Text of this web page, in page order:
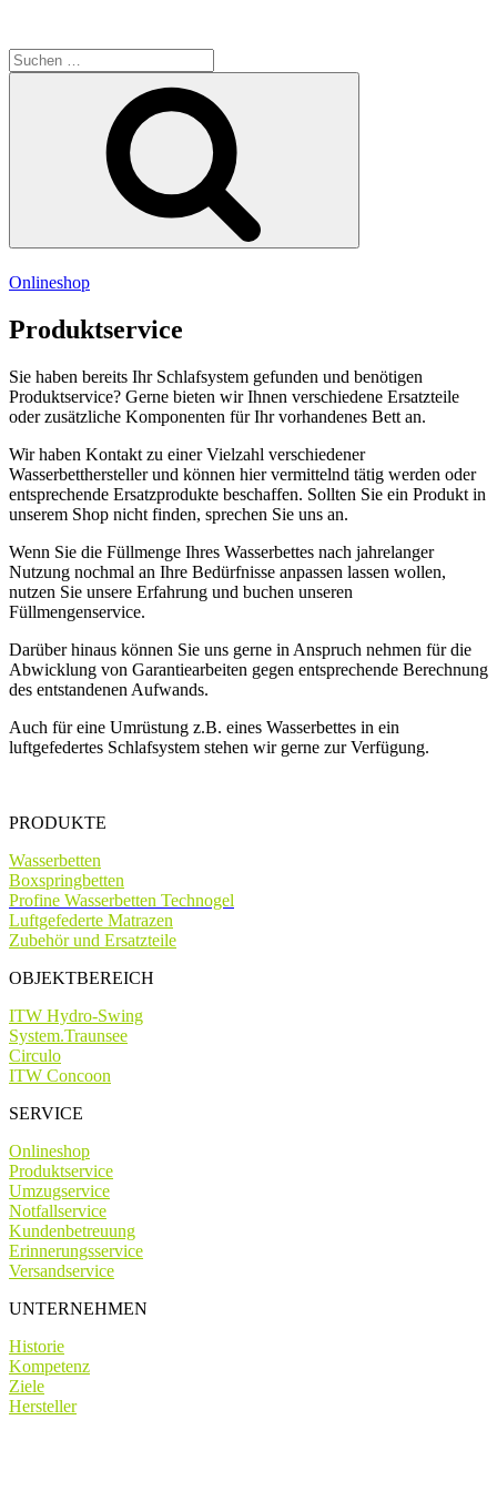
Suche
nach:
Onlineshop
Produktservice
Sie haben bereits Ihr Schlafsystem gefunden und benötigen
Produktservice? Gerne bieten wir Ihnen verschiedene Ersatzteile
oder zusätzliche Komponenten für Ihr vorhandenes Bett an.
Wir haben Kontakt zu einer Vielzahl verschiedener
Wasserbetthersteller und können hier vermittelnd tätig werden oder
entsprechende Ersatzprodukte beschaffen. Sollten Sie ein Produkt in
unserem Shop nicht finden, sprechen Sie uns an.
Wenn Sie die Füllmenge Ihres Wasserbettes nach jahrelanger
Nutzung nochmal an Ihre Bedürfnisse anpassen lassen wollen,
nutzen Sie unsere Erfahrung und buchen unseren
Füllmengenservice.
Darüber hinaus können Sie uns gerne in Anspruch nehmen für die
Abwicklung von Garantiearbeiten gegen entsprechende Berechnung
des entstandenen Aufwands.
Auch für eine Umrüstung z.B. eines Wasserbettes in ein
luftgefedertes Schlafsystem stehen wir gerne zur Verfügung.
PRODUKTE
Wasserbetten
Boxspringbetten
Profine Wasserbetten Technogel
Luftgefederte Matrazen
Zubehör und Ersatzteile
OBJEKTBEREICH
ITW Hydro-Swing
System.Traunsee
Circulo
ITW Concoon
SERVICE
Onlineshop
Produktservice
Umzugservice
Notfallservice
Kundenbetreuung
Erinnerungsservice
Versandservice
UNTERNEHMEN
Historie
Kompetenz
Ziele
Hersteller